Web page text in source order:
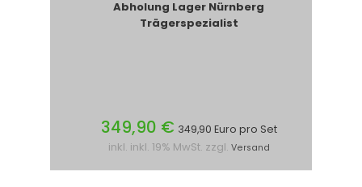
Abholung Lager Nürnberg
Trägerspezialist
349,90 € 349,90 Euro pro Set
inkl. inkl. 19% MwSt. zzgl. Versand